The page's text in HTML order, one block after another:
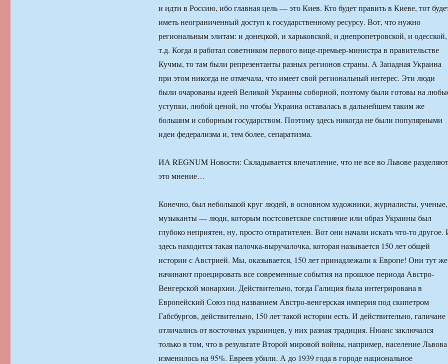
и идти в Россию, ибо главная цель — это Киев. Кто будет править в Киеве, тот
иметь неограниченный доступ к государственному ресурсу. Вот, что нужно
региональным элитам: и донецкой, и харьковской, и днепропетровской, и
т.д. Когда я работал советником первого вице-премьер-министра в правительстве
Кучмы, то там были репрезентанты разных регионов страны. А Западная Украина
при этом никогда не отмечала, что имеет свой региональный интерес. Эти люди
были очарованы идеей Великой Украины соборной, поэтому были готовы на
уступки, любой ценой, но чтобы Украина оставалась в дальнейшем таким же
большим и соборным государством. Поэтому здесь никогда не были популярными
идеи федерализма и, тем более, сепаратизма.
ИА REGNUM Новости: Складывается впечатление, что не все во Львове разделяют
это мнение…
Конечно, был небольшой круг людей, в основном художники, журналисты, ученые,
музыканты — люди, которым постсоветское состояние или образ Украины был
глубоко неприятен, ну, просто отвратителен. Вот они начали искать что-то другое.
здесь находится такая палочка-выручалочка, которая называется 150 лет общей
истории с Австрией. Мы, оказывается, 150 лет принадлежали к Европе! Они тут же
начинают проецировать все современные события на прошлое периода Австро-
Венгерской монархии. Действительно, тогда Галиция была интегрирована в
Европейский Союз под названием Австро-венгерская империя под скипетром
Габсбургов, действительно, 150 лет такой истории есть. И действительно, галичане
отличались от восточных украинцев, у них разная традиция. Нюанс заключался
только в том, что в результате Второй мировой войны, например, население Львова
изменилось на 95%. Евреев убили. А до 1939 года в городе национальное